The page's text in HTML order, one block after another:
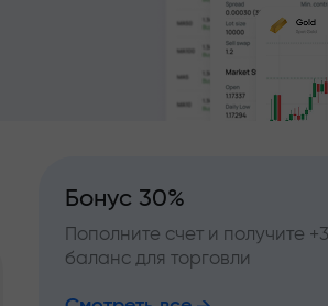
Бонус 30%
Пополните счет и получите
баланс для торговли